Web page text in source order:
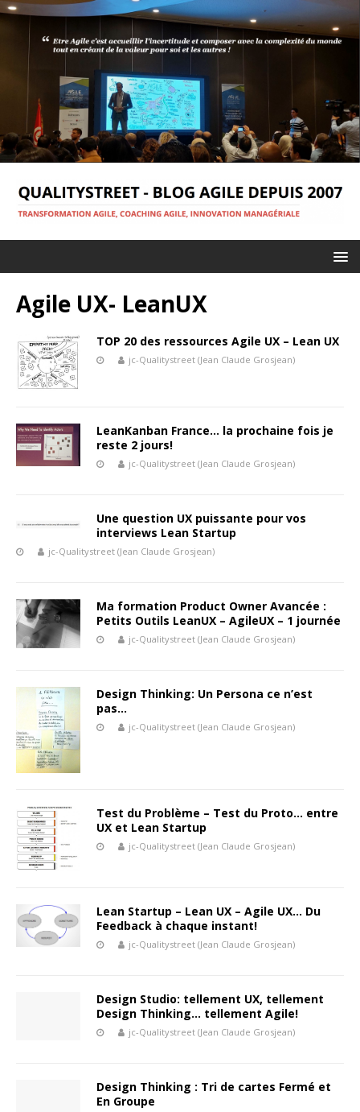
Agile UX- LeanUX
TOP 20 des ressources Agile UX – Lean UX
jc-Qualitystreet (Jean Claude Grosjean)
LeanKanban France… la prochaine fois je
reste 2 jours!
jc-Qualitystreet (Jean Claude Grosjean)
Une question UX puissante pour vos
interviews Lean Startup
jc-Qualitystreet (Jean Claude Grosjean)
Ma formation Product Owner Avancée :
Petits Outils LeanUX – AgileUX – 1 journée
jc-Qualitystreet (Jean Claude Grosjean)
Design Thinking: Un Persona ce n’est
pas…
jc-Qualitystreet (Jean Claude Grosjean)
Test du Problème – Test du Proto… entre
UX et Lean Startup
jc-Qualitystreet (Jean Claude Grosjean)
Lean Startup – Lean UX – Agile UX… Du
Feedback à chaque instant!
jc-Qualitystreet (Jean Claude Grosjean)
Design Studio: tellement UX, tellement
Design Thinking… tellement Agile!
jc-Qualitystreet (Jean Claude Grosjean)
Design Thinking : Tri de cartes Fermé et
En Groupe